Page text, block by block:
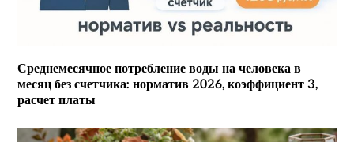
Среднемесячное потребление воды на человека в
месяц без счетчика: норматив 2026, коэффициент 3,
расчет платы